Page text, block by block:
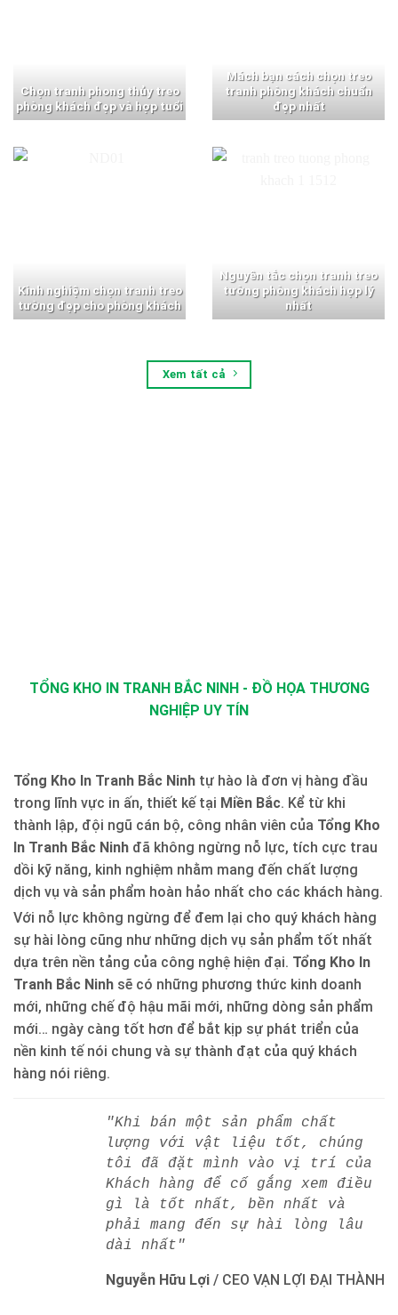
Chọn tranh phong thủy treo
phòng khách đẹp và hợp tuổi
Mách bạn cách chọn treo
tranh phòng khách chuẩn
đẹp nhất
Kinh nghiệm chọn tranh treo
tường đẹp cho phòng khách
Nguyên tắc chọn tranh treo
tường phòng khách hợp lý
nhất
Xem tất cả
TỔNG KHO IN TRANH BẮC NINH - ĐỒ HỌA THƯƠNG
NGHIỆP UY TÍN
Tổng Kho In Tranh Bắc Ninh tự hào là đơn vị hàng đầu
trong lĩnh vực in ấn, thiết kế tại Miền Bắc. Kể từ khi
thành lập, đội ngũ cán bộ, công nhân viên của Tổng Kho
In Tranh Bắc Ninh đã không ngừng nỗ lực, tích cực trau
dồi kỹ năng, kinh nghiệm nhằm mang đến chất lượng
dịch vụ và sản phẩm hoàn hảo nhất cho các khách hàng.
Với nỗ lực không ngừng để đem lại cho quý khách hàng
sự hài lòng cũng như những dịch vụ sản phẩm tốt nhất
dựa trên nền tảng của công nghệ hiện đại. Tổng Kho In
Tranh Bắc Ninh sẽ có những phương thức kinh doanh
mới, những chế độ hậu mãi mới, những dòng sản phẩm
mới… ngày càng tốt hơn để bắt kịp sự phát triển của
nền kinh tế nói chung và sự thành đạt của quý khách
hàng nói riêng.
"Khi bán một sản phẩm chất
lượng với vật liệu tốt, chúng
tôi đã đặt mình vào vị trí của
Khách hàng để cố gắng xem điều
gì là tốt nhất, bền nhất và
phải mang đến sự hài lòng lâu
dài nhất"
Nguyễn Hữu Lợi / CEO VẠN LỢI ĐẠI THÀNH